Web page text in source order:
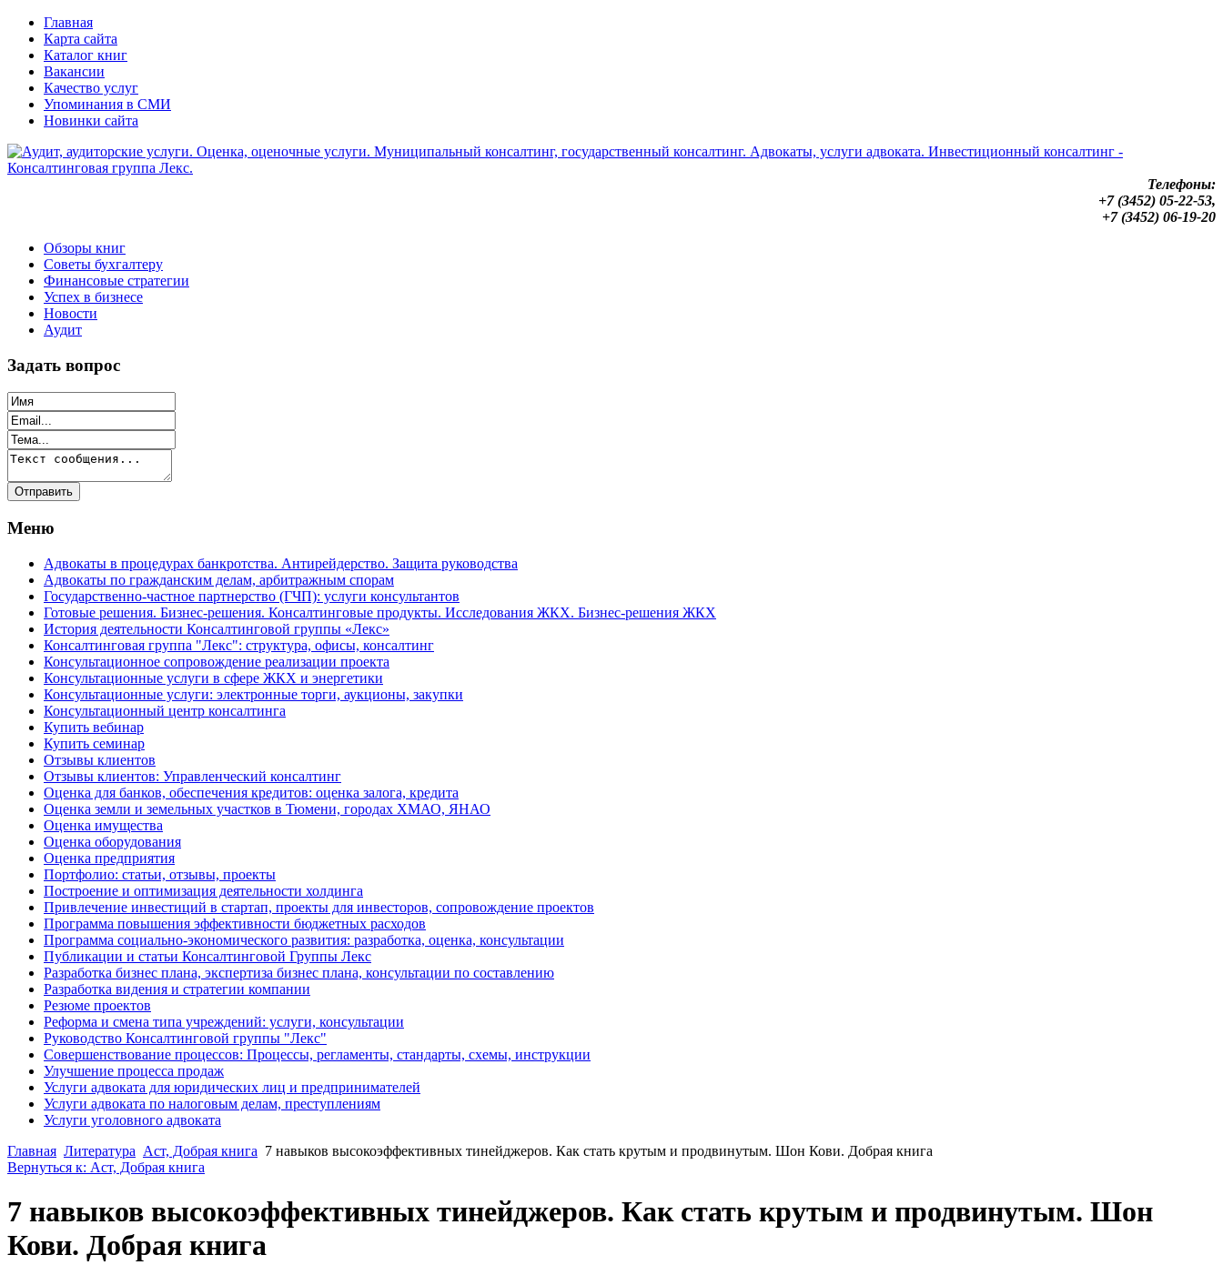
Главная
Карта сайта
Каталог книг
Вакансии
Качество услуг
Упоминания в СМИ
Новинки сайта
Телефоны:
+7 (3452) 05-22-53,
+7 (3452) 06-19-20
Обзоры книг
Советы бухгалтеру
Финансовые стратегии
Успех в бизнесе
Новости
Аудит
Задать вопрос
Меню
Адвокаты в процедурах банкротства. Антирейдерство. Защита руководства
Адвокаты по гражданским делам, арбитражным спорам
Государственно-частное партнерство (ГЧП): услуги консультантов
Готовые решения. Бизнес-решения. Консалтинговые продукты. Исследования ЖКХ. Бизнес-решения ЖКХ
История деятельности Консалтинговой группы «Лекс»
Консалтинговая группа "Лекс": структура, офисы, консалтинг
Консультационное сопровождение реализации проекта
Консультационные услуги в сфере ЖКХ и энергетики
Консультационные услуги: электронные торги, аукционы, закупки
Консультационный центр консалтинга
Купить вебинар
Купить семинар
Отзывы клиентов
Отзывы клиентов: Управленческий консалтинг
Оценка для банков, обеспечения кредитов: оценка залога, кредита
Оценка земли и земельных участков в Тюмени, городах ХМАО, ЯНАО
Оценка имущества
Оценка оборудования
Оценка предприятия
Портфолио: статьи, отзывы, проекты
Построение и оптимизация деятельности холдинга
Привлечение инвестиций в стартап, проекты для инвесторов, сопровождение проектов
Программа повышения эффективности бюджетных расходов
Программа социально-экономического развития: разработка, оценка, консультации
Публикации и статьи Консалтинговой Группы Лекс
Разработка бизнес плана, экспертиза бизнес плана, консультации по составлению
Разработка видения и стратегии компании
Резюме проектов
Реформа и смена типа учреждений: услуги, консультации
Руководство Консалтинговой группы "Лекс"
Совершенствование процессов: Процессы, регламенты, стандарты, схемы, инструкции
Улучшение процесса продаж
Услуги адвоката для юридических лиц и предпринимателей
Услуги адвоката по налоговым делам, преступлениям
Услуги уголовного адвоката
Главная Литература Аст, Добрая книга 7 навыков высокоэффективных тинейджеров. Как стать крутым и продвинутым. Шон Кови. Добрая книга
Вернуться к: Аст, Добрая книга
7 навыков высокоэффективных тинейджеров. Как стать крутым и продвинутым. Шон
Кови. Добрая книга